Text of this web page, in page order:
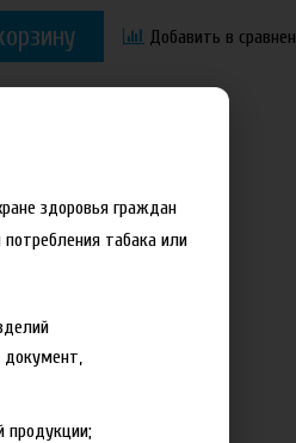
Добавить в
здоровья граждан
табака или
документ,
продукции;